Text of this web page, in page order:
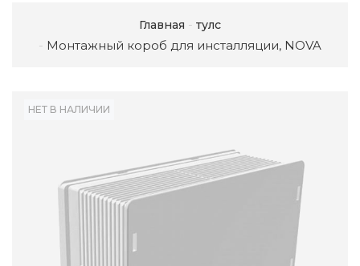
Главная тулс
Монтажный короб для инсталляции, NOVA
НЕТ В НАЛИЧИИ